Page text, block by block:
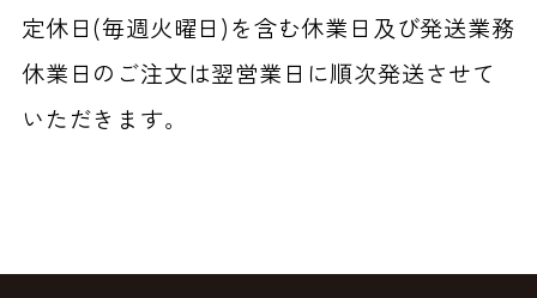
定休日(毎週火曜日)を含む休業日及び発送業務
休業日のご注文は翌営業日に順次発送させて
いただきます。